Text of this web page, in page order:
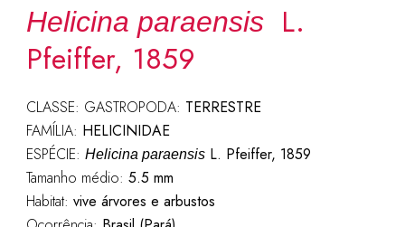
Helicina paraensis
L.
Pfeiffer, 1859
CLASSE: GASTROPODA: TERRESTRE
FAMÍLIA: HELICINIDAE
ESPÉCIE: Helicina paraensisL. Pfeiffer, 1859
Tamanho médio: 5.5 mm
Habitat: vive árvores e arbustos